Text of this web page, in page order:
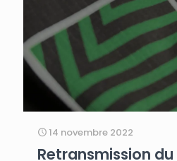
14 novembre 2022
Retransmission